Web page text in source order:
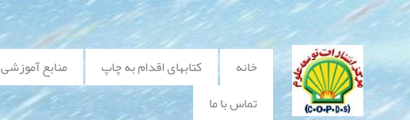
خانه کتابهای اقدام به چاپ منابع آموزشی
تماس با ما